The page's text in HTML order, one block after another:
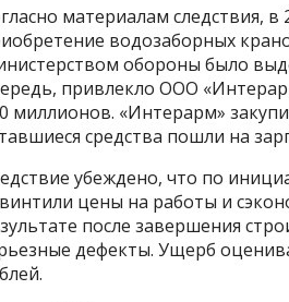
материалам следствия,
водозаборных
обороны было
привлекло ООО
миллионов. «Интерарм»
средства пошли на
убеждено, что по
цены на работы и
после завершения
дефекты. Ущерб